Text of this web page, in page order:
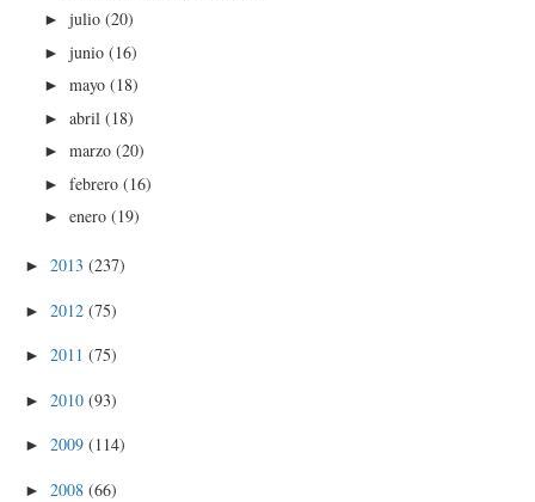
►julio(20)
►junio(16)
►mayo(18)
►abril(18)
►marzo(20)
►febrero(16)
►enero(19)
► 2013 (237)
► 2012 (75)
► 2011 (75)
► 2010 (93)
► 2009 (114)
► 2008 (66)